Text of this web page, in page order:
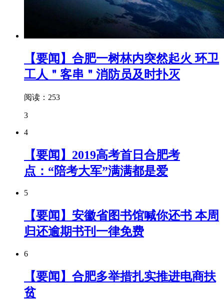
【要闻】合肥一树林内突然起火 环卫
工人＂客串＂消防员及时扑灭
阅读：253
3
4
【要闻】2019高考首日合肥考
点：“陪考大军”满满都是爱
5
【要闻】安徽省图书馆喊你还书 本周
归还逾期书刊一律免费
6
【要闻】合肥多举措扎实推进电商扶
贫